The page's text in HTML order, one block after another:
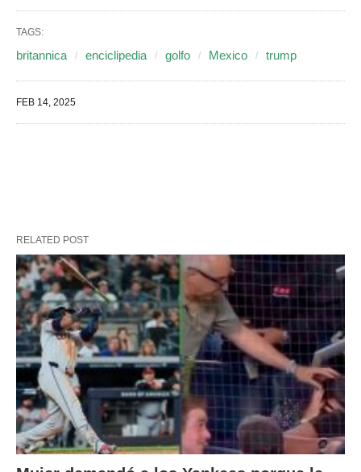
TAGS:
britannica enciclipedia golfo Mexico trump
FEB 14, 2025
RELATED POST